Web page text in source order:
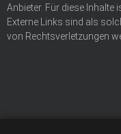
Anbieter. Für diese Inhalte
Externe Links sind als
von Rechtsverletzungen